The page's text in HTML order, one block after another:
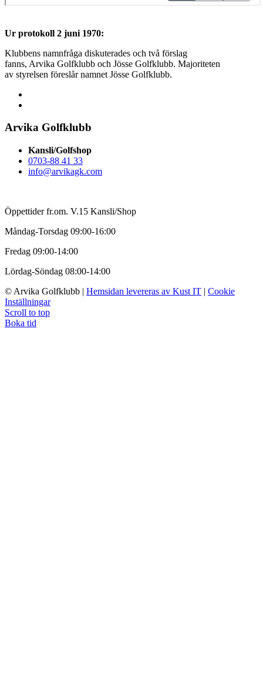
Ur protokoll 2 juni 1970:
Klubbens namnfråga diskuterades och två förslag
fanns, Arvika Golfklubb och Jösse Golfklubb. Majoriteten
av styrelsen föreslår namnet Jösse Golfklubb.
Arvika Golfklubb
Kansli/Golfshop
0703-88 41 33
info@arvikagk.com
Öppettider fr.om. V.15 Kansli/Shop
Måndag-Torsdag 09:00-16:00
Fredag 09:00-14:00
Lördag-Söndag 08:00-14:00
© Arvika Golfklubb | Hemsidan levereras av Kust IT | Cookie
Inställningar
Scroll to top
Boka tid